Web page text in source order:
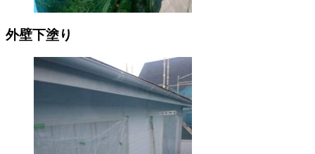
外壁下塗り